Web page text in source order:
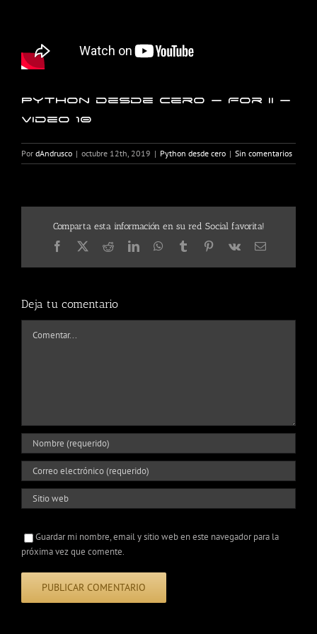
Python desde cero – For II –
Video 10
Por dAndrusco | octubre 12th, 2019 | Python desde cero | Sin comentarios
Comparta esta información en su red Social favorita!
Facebook
X RedditLinkedInWhatsApp
TumblrPinterest
Vk
Correo
Deja tu comentario
Guardar mi nombre, email y sitio web en este navegador para la
próxima vez que comente.